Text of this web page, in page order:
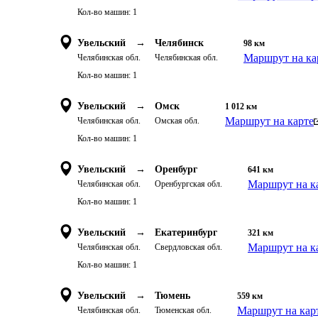
Кол-во машин: 1
Увельский →
Челябинская обл.
Челябинск
Челябинская обл.
98 км
Маршрут на
Кол-во машин: 1
Увельский →
Челябинская обл.
Омск
Омская обл.
1 012 км
Маршрут на карте
Кол-во машин: 1
Увельский →
Челябинская обл.
Оренбург
Оренбургская обл.
641 км
Маршрут на
Кол-во машин: 1
Увельский →
Челябинская обл.
Екатеринбург
Свердловская обл.
321 км
Маршрут на
Кол-во машин: 1
Увельский →
Челябинская обл.
Тюмень
Тюменская обл.
559 км
Маршрут на